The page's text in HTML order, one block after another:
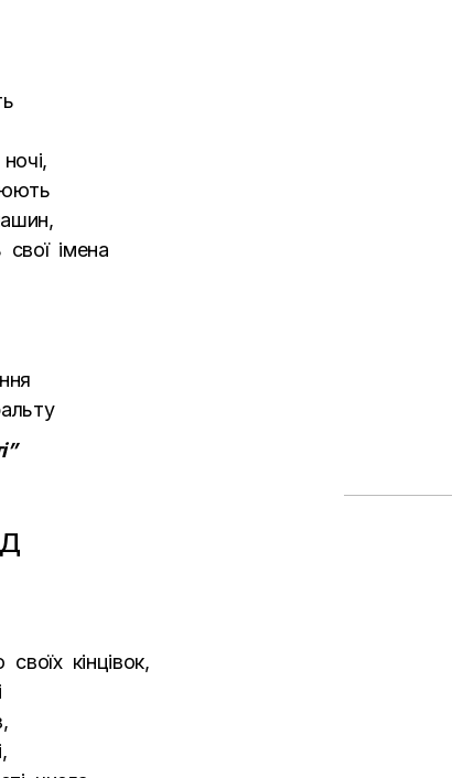
імена
кінцівок,